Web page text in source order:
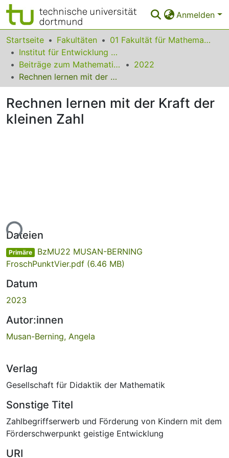
Anmelden
Bereiche & Sammlungen
Das gesamte Repositorium
Statistiken
FAQ
Leitlinien
Startseite Fakultäten
01 Fakultät für Mathematik
Institut für Entwicklung und Erforschung des Mathematikunterrichts
Beiträge zum Mathematikunterricht
2022
Rechnen lernen mit der Kraft der kleinen Zahl
Rechnen lernen mit der Kraft der
kleinen Zahl
Dateien
Primäre BzMU22 MUSAN-BERNING
FroschPunktVier.pdf (6.46 MB)
Datum
2023
Autor:innen
Musan-Berning, Angela
Verlag
Gesellschaft für Didaktik der Mathematik
Sonstige Titel
Zahlbegriffserwerb und Förderung von Kindern mit dem
Förderschwerpunkt geistige Entwicklung
URI